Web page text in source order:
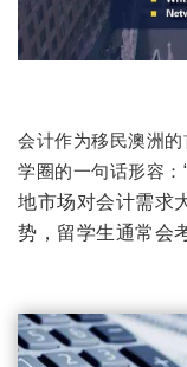
会计作为移民澳洲
学圈的一句话形容：
地市场对会计需求
势，留学生通常会